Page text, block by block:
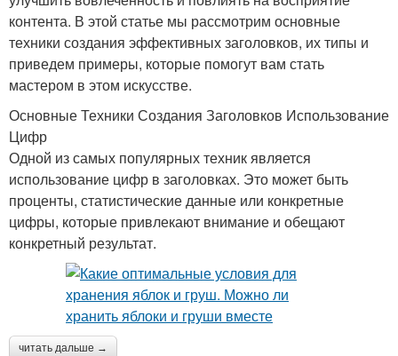
контента. В этой статье мы рассмотрим основные
техники создания эффективных заголовков, их типы и
приведем примеры, которые помогут вам стать
мастером в этом искусстве.
Основные Техники Создания Заголовков Использование
Цифр
Одной из самых популярных техник является
использование цифр в заголовках. Это может быть
проценты, статистические данные или конкретные
цифры, которые привлекают внимание и обещают
конкретный результат.
читать дальше →